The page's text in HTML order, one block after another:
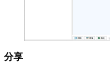
分享